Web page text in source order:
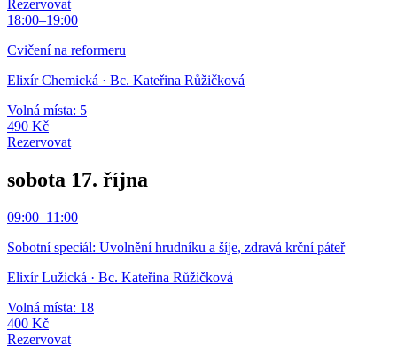
Rezervovat
18:00–19:00
Cvičení na reformeru
Elixír Chemická · Bc. Kateřina Růžičková
Volná místa: 5
490 Kč
Rezervovat
sobota 17. října
09:00–11:00
Sobotní speciál: Uvolnění hrudníku a šíje, zdravá krční páteř
Elixír Lužická · Bc. Kateřina Růžičková
Volná místa: 18
400 Kč
Rezervovat